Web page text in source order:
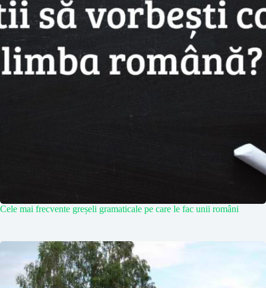
Cele mai frecvente greșeli gramaticale pe care le fac unii români